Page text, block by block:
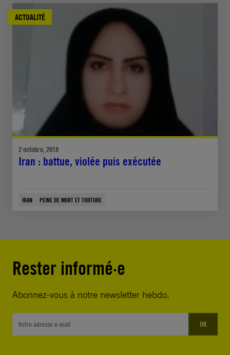
ACTUALITÉ
2 octobre, 2018
Iran : battue, violée puis exécutée
IRAN PEINE DE MORT ET TORTURE
Rester informé·e
Abonnez-vous à notre newsletter hebdo.
OK